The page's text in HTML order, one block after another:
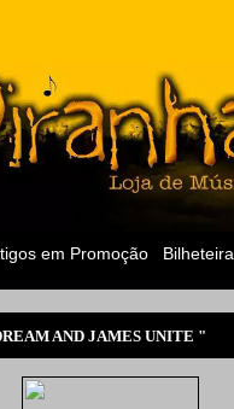
Bilheteira
em Promoção
AND JAMES UNITE "